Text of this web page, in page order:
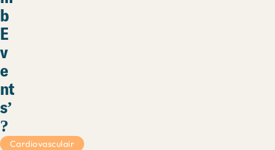
b
E
v
e
nt
s’
?
Cardiovasculair